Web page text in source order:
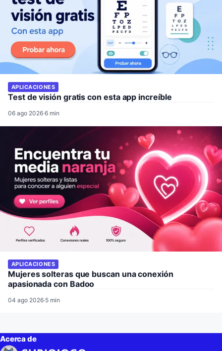
APLICACIONES
Test de visión gratis con esta app increíble
06 ago 2026·6 min
APLICACIONES
Mujeres solteras que buscan una conexión
apasionada con Badoo
04 ago 2026·5 min
Acerca de